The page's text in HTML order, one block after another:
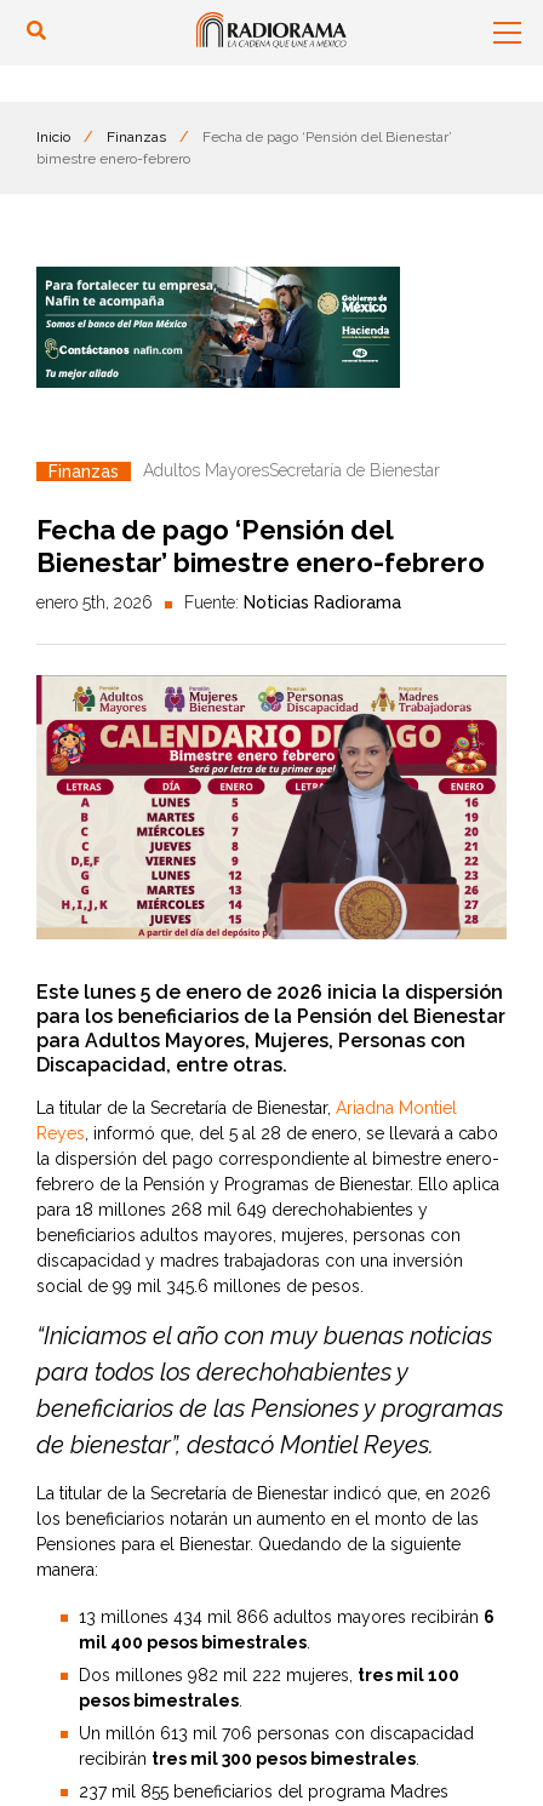
Inicio / Finanzas /
Fecha de pago ‘Pensión del Bienestar’
bimestre enero-febrero
Finanzas Adultos MayoresSecretaría de Bienestar
Fecha de pago ‘Pensión del
Bienestar’ bimestre enero-febrero
enero 5th, 2026 Fuente: Noticias Radiorama
Este lunes 5 de enero de 2026 inicia la dispersión
para los beneficiarios de la Pensión del Bienestar
para Adultos Mayores, Mujeres, Personas con
Discapacidad, entre otras.
La titular de la Secretaría de Bienestar, Ariadna Montiel
Reyes, informó que, del 5 al 28 de enero, se llevará a cabo
la dispersión del pago correspondiente al bimestre enero-
febrero de la Pensión y Programas de Bienestar. Ello aplica
para 18 millones 268 mil 649 derechohabientes y
beneficiarios adultos mayores, mujeres, personas con
discapacidad y madres trabajadoras con una inversión
social de 99 mil 345.6 millones de pesos.
“Iniciamos el año con muy buenas noticias
para todos los derechohabientes y
beneficiarios de las Pensiones y programas
de bienestar”, destacó Montiel Reyes.
La titular de la Secretaría de Bienestar indicó que, en 2026
los beneficiarios notarán un aumento en el monto de las
Pensiones para el Bienestar. Quedando de la siguiente
manera:
13 millones 434 mil 866 adultos mayores recibirán 6
mil 400 pesos bimestrales.
Dos millones 982 mil 222 mujeres, tres mil 100
pesos bimestrales.
Un millón 613 mil 706 personas con discapacidad
recibirán tres mil 300 pesos bimestrales.
237 mil 855 beneficiarios del programa Madres